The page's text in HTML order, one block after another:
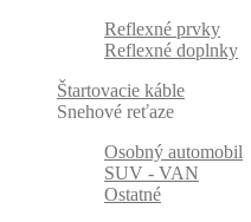
Reflexné prvky
Reflexné doplnky
Štartovacie káble
Snehové reťaze
Osobný automobil
SUV - VAN
Ostatné